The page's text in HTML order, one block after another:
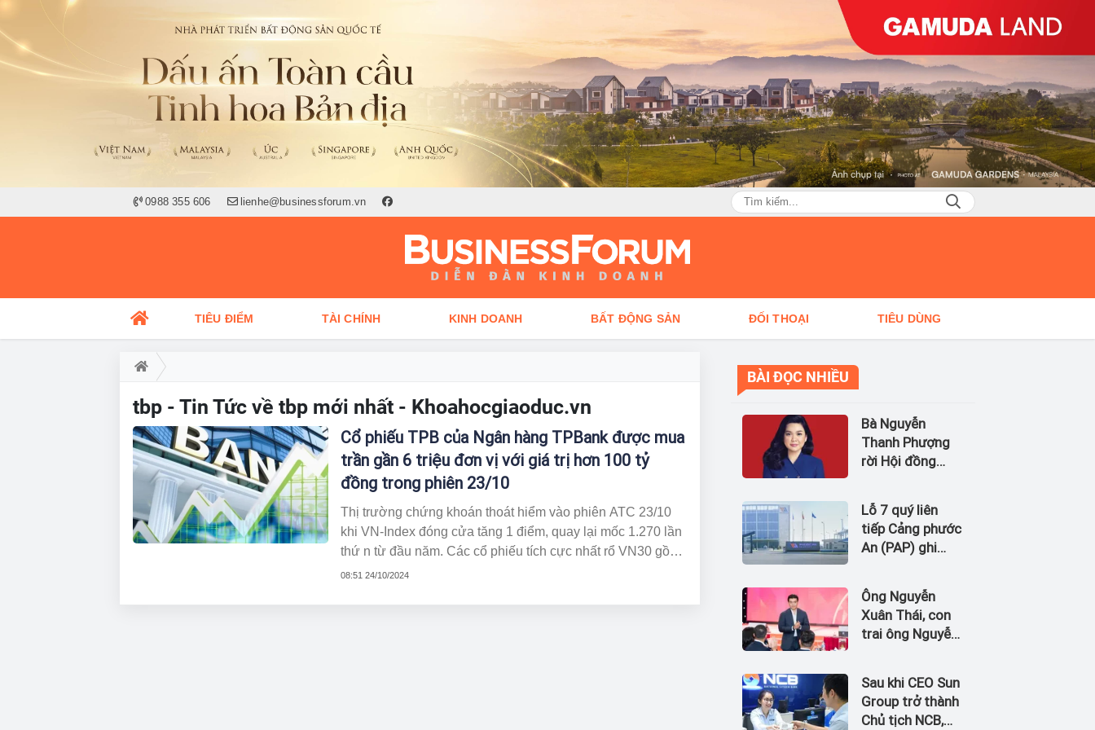
0988 355 606 lienhe@businessforum.vn
TIÊU ĐIỂM TÀI CHÍNH KINH DOANH BẤT ĐỘNG SẢN ĐỐI THOẠI TIÊU DÙNG
tbp - Tin Tức về tbp mới nhất - Khoahocgiaoduc.vn
Cổ phiếu TPB của Ngân hàng TPBank được mua
trần gần 6 triệu đơn vị với giá trị hơn 100 tỷ
đồng trong phiên 23/10
Thị trường chứng khoán thoát hiểm vào phiên ATC 23/10
khi VN-Index đóng cửa tăng 1 điểm, quay lại mốc 1.270 lần
thứ n từ đầu năm. Các cổ phiếu tích cực nhất rổ VN30 gồm
TPB, STB, VIC, đều tăng hơn 2%, giữ vai trò lực đỡ cho chỉ
08:51 24/10/2024
BÀI ĐỌC NHIỀU
Bà Nguyễn
Thanh Phượng
rời Hội đồng
hàng Bản Việt
(BVBank)
Lỗ 7 quý liên
tiếp Cảng phước
An (PAP) ghi
âm đến 1.674,5
tỷ đồng
Ông Nguyễn
Xuân Thái, con
trai ông Nguyễn
trị Chứng khoán
LPBank
Sau khi CEO Sun
Group trở thành
Chủ tịch NCB,